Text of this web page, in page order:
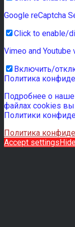
Google reCaptcha
Click to enable/
Vimeo and Youtube
Включить/
Политика
Подробнее о
файлах cookies вы
Политики
Политика
Accept settings